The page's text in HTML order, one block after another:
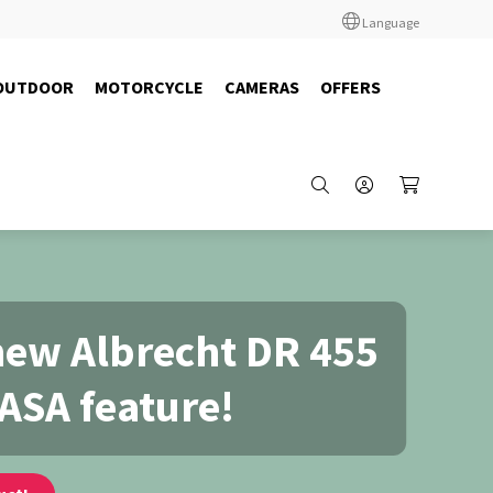
Language
MOTORCYCLE CAMERAS OFFERS
Albrecht DR 455
feature!